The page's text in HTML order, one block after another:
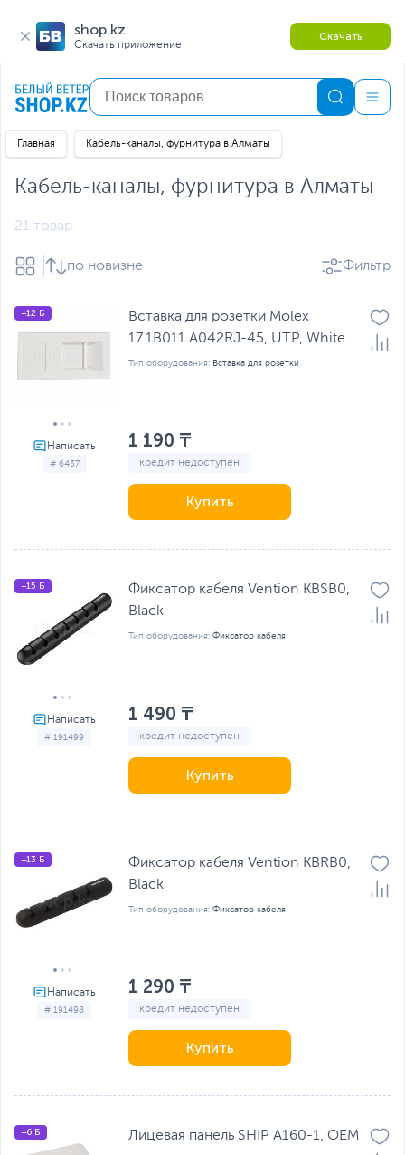
shop.kz
Скачать приложение
Скачать
Главная Кабель-каналы, фурнитура в Алматы
Кабель-каналы, фурнитура в Алматы
21 товар
по новизне Фильтр
# 6437
+12 Б
Вставка для розетки Molex
17.1B011.A042RJ-45, UTP, White
Тип оборудования: Вставка для розетки
1 190 ₸
кредит недоступен
Купить
# 191499
+15 Б
Фиксатор кабеля Vention KBSB0,
Black
Тип оборудования: Фиксатор кабеля
1 490 ₸
кредит недоступен
Купить
# 191498
+13 Б
Фиксатор кабеля Vention KBRB0,
Black
Тип оборудования: Фиксатор кабеля
1 290 ₸
кредит недоступен
Купить
+6 Б Лицевая панель SHIP A160-1, OEM